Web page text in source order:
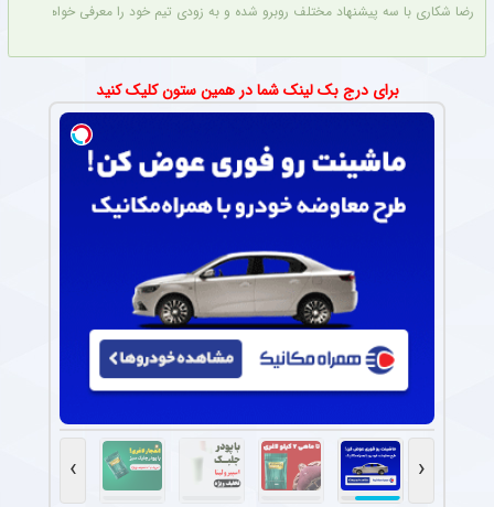
رضا شکاری با سه پیشنهاد مختلف روبرو شده و به زودی تیم خود را معرفی خواهد کرد.
برای درج بک لینک شما در همین ستون کلیک کنید
‹
›